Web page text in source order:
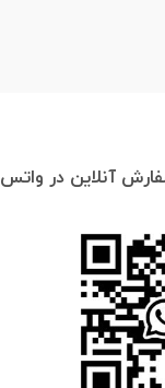
آنلاین در واتس